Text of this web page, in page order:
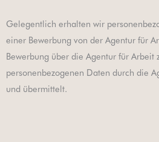
Gelegentlich erhalten wir
einer Bewerbung von der Agentur für
Bewerbung über die Agentur für Arbeit
personenbezogenen Daten durch die
und übermittelt.